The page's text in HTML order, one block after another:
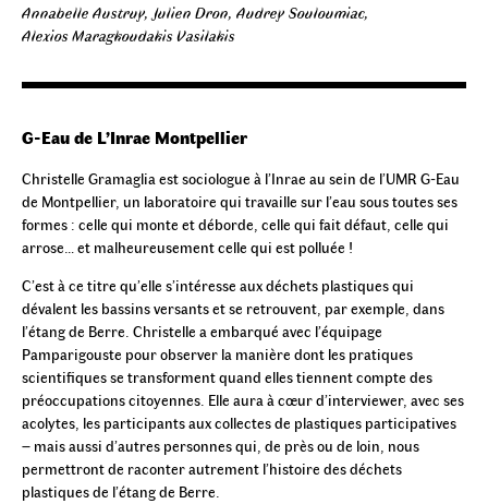
Annabelle Austruy, Julien Dron, Audrey Souloumiac,
Alexios Maragkoudakis Vasilakis
G-Eau de L’Inrae Montpellier
Christelle Gramaglia est sociologue à l’Inrae au sein de l’UMR G-Eau
de Montpellier, un laboratoire qui travaille sur l’eau sous toutes ses
formes : celle qui monte et déborde, celle qui fait défaut, celle qui
arrose… et malheureusement celle qui est polluée !
C’est à ce titre qu’elle s’intéresse aux déchets plastiques qui
dévalent les bassins versants et se retrouvent, par exemple, dans
l’étang de Berre. Christelle a embarqué avec l’équipage
Pamparigouste pour observer la manière dont les pratiques
scientifiques se transforment quand elles tiennent compte des
préoccupations citoyennes. Elle aura à cœur d’interviewer, avec ses
acolytes, les participants aux collectes de plastiques participatives
– mais aussi d’autres personnes qui, de près ou de loin, nous
permettront de raconter autrement l’histoire des déchets
plastiques de l’étang de Berre.